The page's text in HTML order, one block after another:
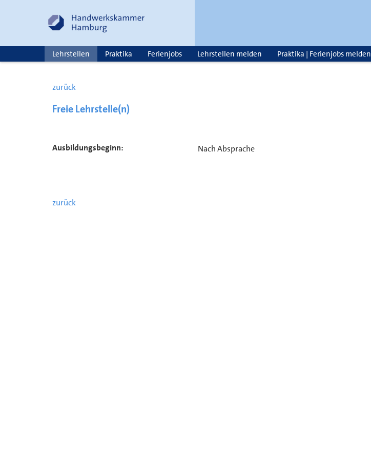
Lehrstellen Praktika Ferienjobs Lehrstellen melden Praktika | Ferienjobs melden
zurück
Freie Lehrstelle(n)
Ausbildungsbeginn: Nach Absprache
zurück